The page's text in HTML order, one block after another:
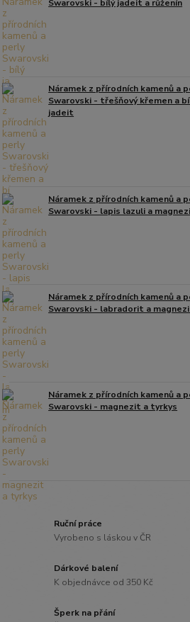
Swarovski - bílý jadeit a růženín
Náramek z přírodních kamenů a
Swarovski - třešňový křemen a
jadeit
Náramek z přírodních kamenů a
Swarovski - lapis lazuli a
Náramek z přírodních kamenů a
Swarovski - labradorit a
Náramek z přírodních kamenů a
Swarovski - magnezit a tyrkys
Ruční práce
Vyrobeno s láskou v ČR
Dárkové balení
K objednávce od 350 Kč
Šperk na přání